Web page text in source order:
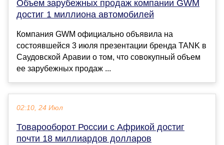
Объем зарубежных продаж компании GWM
достиг 1 миллиона автомобилей
Компания GWM официально объявила на
состоявшейся 3 июля презентации бренда TANK в
Саудовской Аравии о том, что совокупный объем
ее зарубежных продаж ...
02:10, 24 Июл
Товарооборот России с Африкой достиг
почти 18 миллиардов долларов